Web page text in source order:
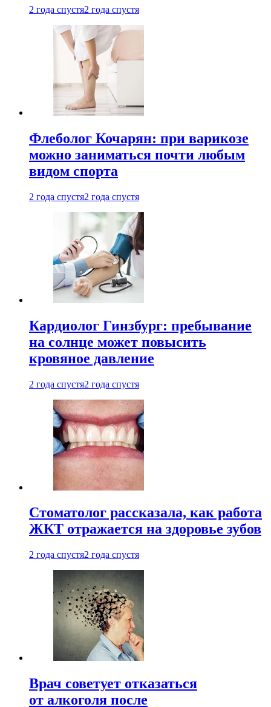
2 года спустя2 года спустя
Флеболог Кочарян: при варикозе
можно заниматься почти любым
видом спорта
2 года спустя2 года спустя
Кардиолог Гинзбург: пребывание
на солнце может повысить
кровяное давление
2 года спустя2 года спустя
Стоматолог рассказала, как работа
ЖКТ отражается на здоровье зубов
2 года спустя2 года спустя
Врач советует отказаться
от алкоголя после